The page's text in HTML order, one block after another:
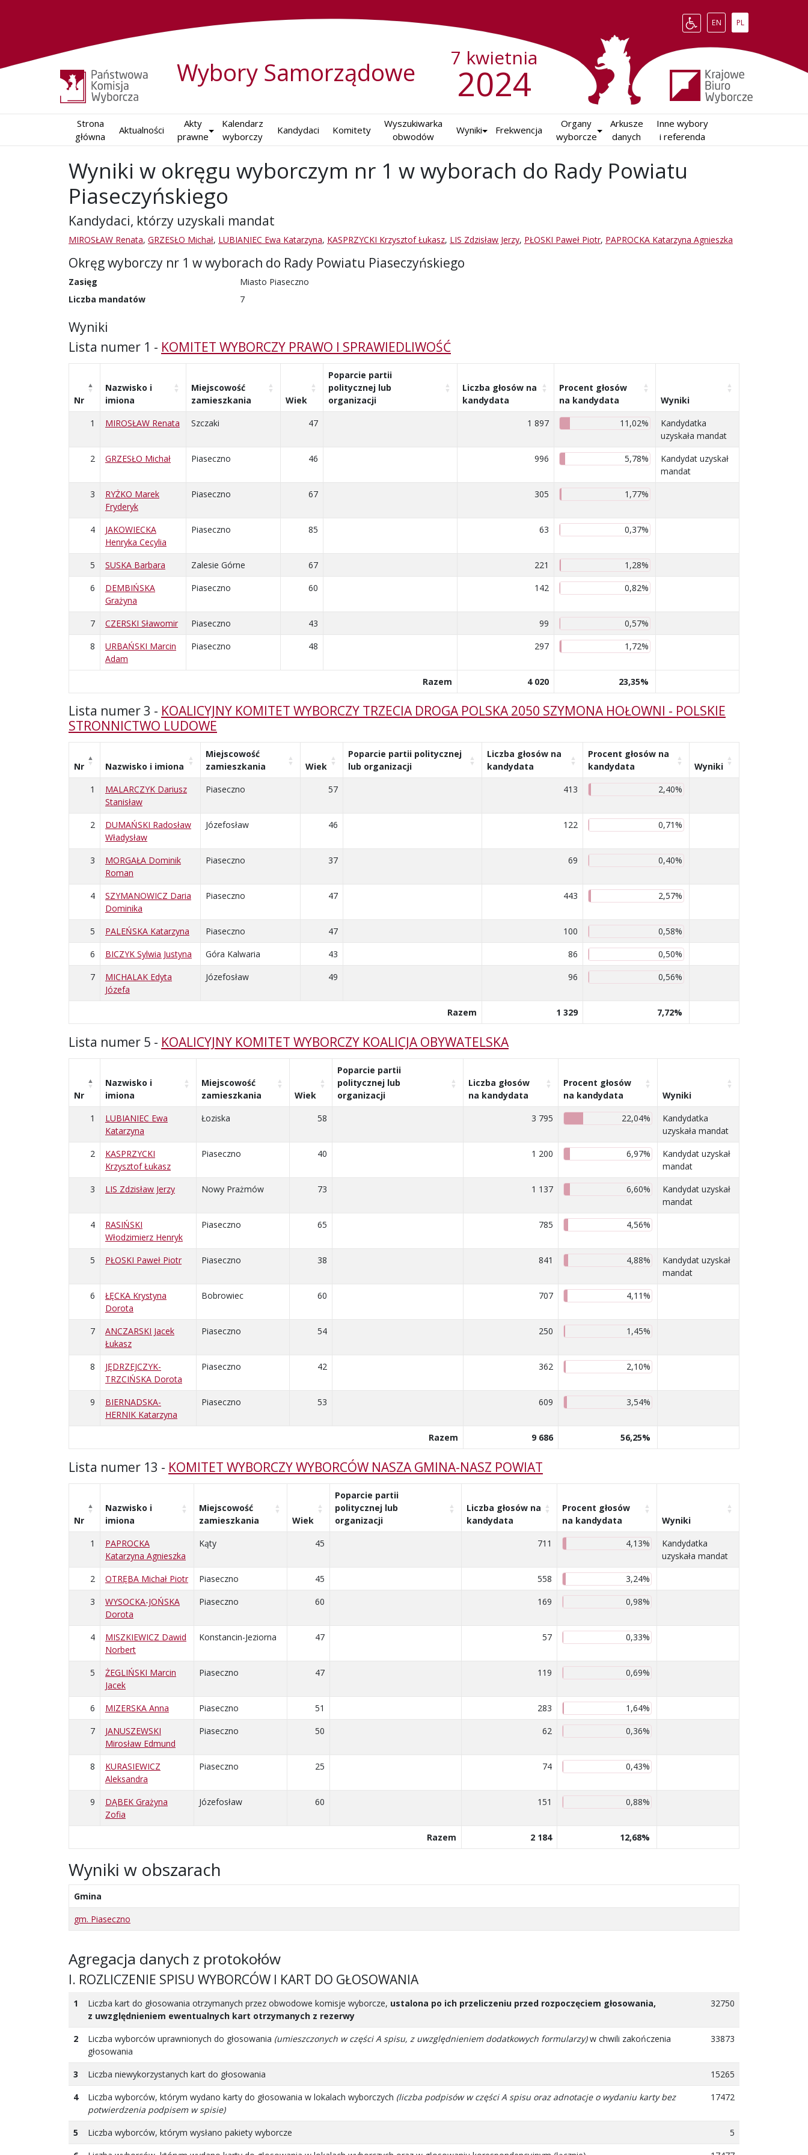
Change language to English
EN Zmień język na
PL
Wybory Samorządowe 2024
7 kwietnia
Strona
główna
Aktualności
Akty
prawne
Kalendarz
wyborczy
Kandydaci Komitety
Wyszukiwarka
obwodów
Wyniki Frekwencja
Organy
wyborcze
Arkusze
danych
Inne wybory
i referenda
Wyniki w okręgu wyborczym nr 1 w wyborach do Rady Powiatu
Piaseczyńskiego
Kandydaci, którzy uzyskali mandat
MIROSŁAW Renata, GRZESŁO Michał, LUBIANIEC Ewa Katarzyna, KASPRZYCKI Krzysztof Łukasz, LIS Zdzisław Jerzy, PŁOSKI Paweł Piotr, PAPROCKA Katarzyna Agnieszka
Okręg wyborczy nr 1 w wyborach do Rady Powiatu Piaseczyńskiego
Zasięg
Miasto Piaseczno
Liczba mandatów
7
Wyniki
Lista numer 1 - KOMITET WYBORCZY PRAWO I SPRAWIEDLIWOŚĆ
Nr
Nazwisko i
imiona
Miejscowość
zamieszkania
Wiek
Poparcie partii
politycznej lub
organizacji
Liczba głosów na
kandydata
Procent głosów
na kandydata
Wyniki
1
MIROSŁAW Renata Szczaki 47 1 897 11,02%
Kandydatka
uzyskała mandat
2
GRZESŁO Michał Piaseczno 46 996 5,78%
Kandydat uzyskał
mandat
3
RYŻKO Marek
Fryderyk
Piaseczno 67 305 1,77%
4
JAKOWIECKA
Henryka Cecylia
Piaseczno 85 63 0,37%
5 SUSKA Barbara Zalesie Górne 67 221
1,28%
6
DEMBIŃSKA
Grażyna
Piaseczno 60 142 0,82%
7 CZERSKI Sławomir Piaseczno 43 99
0,57%
8
URBAŃSKI Marcin
Adam
Piaseczno 48 297 1,72%
Razem 4 020 23,35%
Lista numer 3 - KOALICYJNY KOMITET WYBORCZY TRZECIA DROGA POLSKA 2050 SZYMONA HOŁOWNI - POLSKIE
STRONNICTWO LUDOWE
Nr Nazwisko i imiona
Miejscowość
zamieszkania
Wiek
Poparcie partii politycznej
lub organizacji
Liczba głosów na
kandydata
Procent głosów na
kandydata
Wyniki
1
MALARCZYK Dariusz
Stanisław
Piaseczno 57 413 2,40%
2
DUMAŃSKI Radosław
Władysław
Józefosław 46 122 0,71%
3
MORGAŁA Dominik
Roman
Piaseczno 37 69 0,40%
4
SZYMANOWICZ Daria
Dominika
Piaseczno 47 443 2,57%
5 PALEŃSKA Katarzyna Piaseczno 47 100
0,58%
6
BICZYK Sylwia Justyna Góra Kalwaria 43 86
0,50%
7
MICHALAK Edyta
Józefa
Józefosław 49 96 0,56%
Razem 1 329 7,72%
Lista numer 5 - KOALICYJNY KOMITET WYBORCZY KOALICJA OBYWATELSKA
Nr
Nazwisko i
imiona
Miejscowość
zamieszkania
Wiek
Poparcie partii
politycznej lub
organizacji
Liczba głosów
na kandydata
Procent głosów
na kandydata
Wyniki
1
LUBIANIEC Ewa
Katarzyna
Łoziska 58 3 795 22,04%
Kandydatka
uzyskała mandat
2
KASPRZYCKI
Krzysztof Łukasz
Piaseczno 40 1 200 6,97%
Kandydat uzyskał
mandat
3
LIS Zdzisław Jerzy Nowy Prażmów 73 1 137 6,60%
Kandydat uzyskał
mandat
4
RASIŃSKI
Włodzimierz Henryk
Piaseczno 65 785 4,56%
5 PŁOSKI Paweł Piotr Piaseczno 38 841 4,88%
Kandydat uzyskał
mandat
6
ŁĘCKA Krystyna
Dorota
Bobrowiec 60 707 4,11%
7
ANCZARSKI Jacek
Łukasz
Piaseczno 54 250 1,45%
8
JĘDRZEJCZYK-
TRZCIŃSKA Dorota
Piaseczno 42 362 2,10%
9
BIERNADSKA-
HERNIK Katarzyna
Piaseczno 53 609 3,54%
Razem 9 686 56,25%
Lista numer 13 - KOMITET WYBORCZY WYBORCÓW NASZA GMINA-NASZ POWIAT
Nr
Nazwisko i
imiona
Miejscowość
zamieszkania
Wiek
Poparcie partii
politycznej lub
organizacji
Liczba głosów na
kandydata
Procent głosów
na kandydata
Wyniki
1
PAPROCKA
Katarzyna Agnieszka
Kąty 45 711 4,13%
Kandydatka
uzyskała mandat
2
OTRĘBA Michał Piotr Piaseczno 45 558
3,24%
3
WYSOCKA-JOŃSKA
Dorota
Piaseczno 60 169 0,98%
4
MISZKIEWICZ Dawid
Norbert
Konstancin-Jeziorna 47 57 0,33%
5
ŻEGLIŃSKI Marcin
Jacek
Piaseczno 47 119 0,69%
6 MIZERSKA Anna Piaseczno 51 283
1,64%
7
JANUSZEWSKI
Mirosław Edmund
Piaseczno 50 62 0,36%
8
KURASIEWICZ
Aleksandra
Piaseczno 25 74 0,43%
9
DĄBEK Grażyna
Zofia
Józefosław 60 151 0,88%
Razem 2 184 12,68%
Wyniki w obszarach
Gmina
gm. Piaseczno
Agregacja danych z protokołów
I. ROZLICZENIE SPISU WYBORCÓW I KART DO GŁOSOWANIA
1 Liczba kart do głosowania otrzymanych przez obwodowe komisje wyborcze, ustalona po ich przeliczeniu przed rozpoczęciem głosowania,
z uwzględnieniem ewentualnych kart otrzymanych z rezerwy
32750
2 Liczba wyborców uprawnionych do głosowania (umieszczonych w części A spisu, z uwzględnieniem dodatkowych formularzy)w chwili zakończenia
głosowania
33873
3 Liczba niewykorzystanych kart do głosowania
15265
4
Liczba wyborców, którym wydano karty do głosowania w lokalach wyborczych (liczba podpisów w części A spisu oraz adnotacje o wydaniu karty bez
potwierdzenia podpisem w spisie)
17472
5 Liczba wyborców, którym wysłano pakiety wyborcze
5